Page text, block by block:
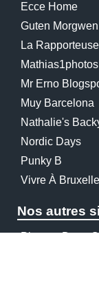
Ecce Home
Guten
La Rapporteuse
Mathias1photos
Mr Erno
Muy Barcelona
Nathalie's
Nordic Days
Punky B
Vivre À
Nos autres
Planete-